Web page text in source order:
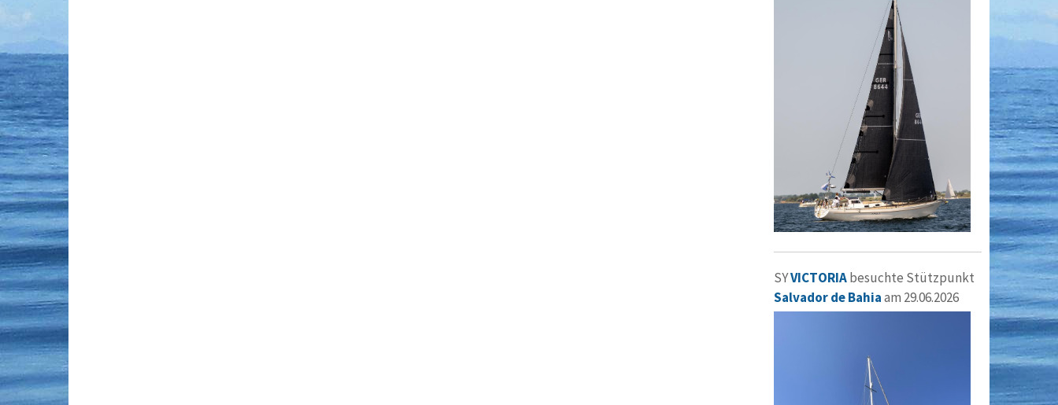
SYVICTORIAbesuchte Stützpunkt
Salvador de Bahiaam 29.06.2026